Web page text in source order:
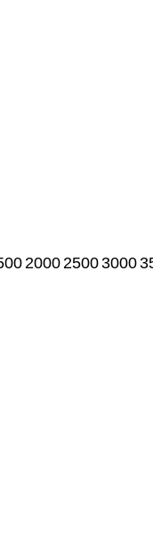
200025003000